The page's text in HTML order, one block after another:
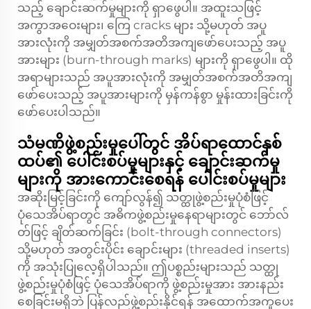
သည့် ချောင်းဆက်မှုများကို ရှာဖွေပါ။ အထူးသဖြင့်
အကွာအဝေးများ၊ ကြေ cracks များ သို့မဟုတ် အပူ
အားလုံးကို အမျှတ်အစက်အတိအကျဖော်ပေးသည့် အပူ
အားများ (burn-through marks) များကို ရှာဖွေပါ။ ထို
အရာများသည် အပူအားလုံးကို အမျှတ်အစက်အတိအကျ
ဖော်ပေးသည့် အပူအားများကို မှန်ကန်စွာ မှုန်းထားခြင်းကို
ဖော်ပေးပါသည်။
သံမဏိဖွဲ့စည်းမှုပေါ်တွင် အိပ်ရာထောင်နှစ်
ထပ်၏ ပေါင်းစပ်မှုများနှင့် ချောင်းဆက်မှု
များကို အားကောင်းစေရန် ပေါင်းစပ်မှုများ
အဆိုးမြင့်ခြင်းကို ကျော်လွန်၍ သတ္ထုဖွဲ့စည်းမှုပုံစံဖြင့်
ပုံသေအိပ်ရာတွင် အဓိကဖွဲ့စည်းမှုနေရာများတွင် ဘော်လ်
တ်ဖြင့် ချိတ်ဆက်ခြင်း (bolt-through connectors)
သို့မဟုတ် အတွင်းပိုင်း ချောင်းများ (threaded inserts)
ကို အသုံးပြုလေ့ရှိပါသည်။ ဤပစ္စည်းများသည် သတ္ထု
ဖွဲ့စည်းမှုပုံစံဖြင့် ပုံသေအိပ်ရာကို ဖွဲ့စည်းမှုအား အားနည်း
စေခြင်းမရှိဘဲ ပြန်လည်ဖွဲ့စည်းနိုင်ရန် အထောက်အကူပေး